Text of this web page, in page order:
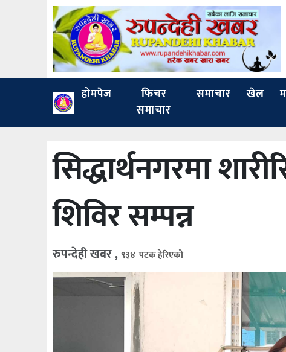
होमपेज
फिचर
समाचार
समाचार खेल
सिद्धार्थनगरमा
शिविर सम्पन्न
रुपन्देही खबर , ९३४ पटक हेरिएको